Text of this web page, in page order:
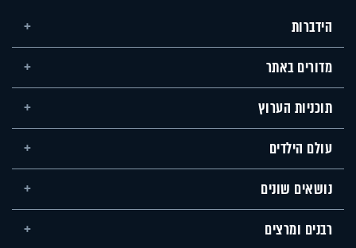
הידברות
מדורים באתר
תוכניות הערוץ
עולם הילדים
נושאים שונים
רבנים ומרצים